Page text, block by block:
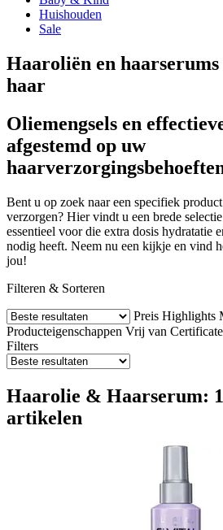
Huishouden
Sale
Haaroliën en haarserums
haar
Oliemengsels en
afgestemd op uw
Bent u op zoek naar een specifiek
verzorgen? Hier vindt u een brede
essentieel voor die extra dosis hydratatie
nodig heeft. Neem nu een kijkje en vind
jou!
Filteren & Sorteren
Preis Highlights
Producteigenschappen Vrij van
Filters
Haarolie & Haarserum:
artikelen